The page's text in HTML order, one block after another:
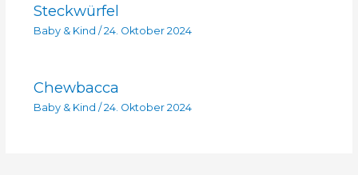
Steckwürfel
Baby & Kind / 24. Oktober 2024
Chewbacca
Baby & Kind / 24. Oktober 2024